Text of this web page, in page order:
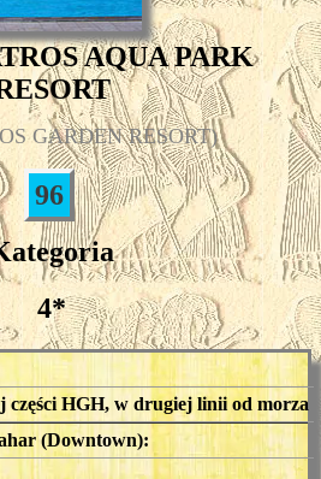
AQUA PARK
GARDEN RESORT)
96
4*
części HGH, w drugiej linii od morza
(Downtown):